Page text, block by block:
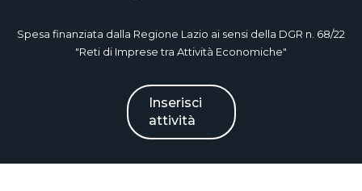
Spesa finanziata dalla Regione Lazio ai sensi della DGR n. 68/22
"Reti di Imprese tra Attività Economiche"
Inserisci
attività